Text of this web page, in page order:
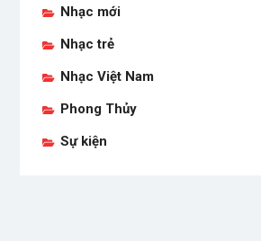
Nhạc mới
Nhạc trẻ
Nhạc Việt Nam
Phong Thủy
Sự kiện